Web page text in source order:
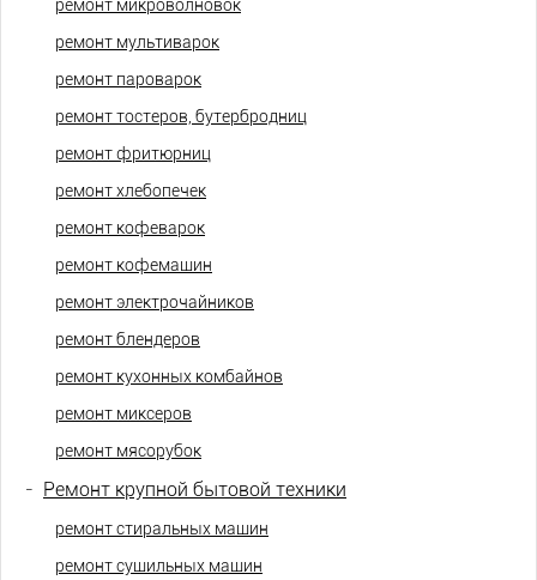
ремонт микроволновок
ремонт мультиварок
ремонт пароварок
ремонт тостеров, бутербродниц
ремонт фритюрниц
ремонт хлебопечек
ремонт кофеварок
ремонт кофемашин
ремонт электрочайников
ремонт блендеров
ремонт кухонных комбайнов
ремонт миксеров
ремонт мясорубок
- Ремонт крупной бытовой техники
ремонт стиральных машин
ремонт сушильных машин